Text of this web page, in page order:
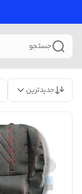
جستجو
جدیدترین